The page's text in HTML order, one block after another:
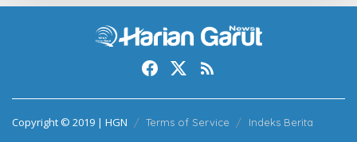
Copyright © 2019 | HGN Terms of Service Indeks Berita